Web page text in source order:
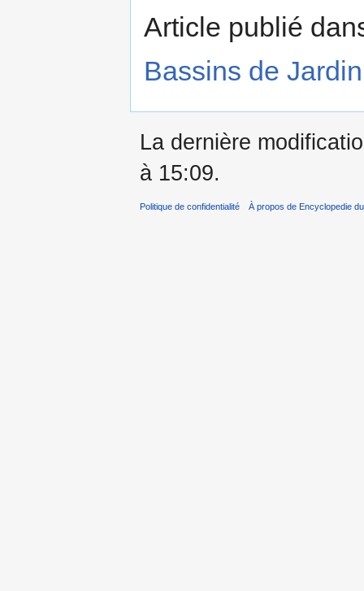
Article publié
Bassins de Jardin
La dernière
à 15:09.
Politique de confidentialité À propos de Encyclopedie